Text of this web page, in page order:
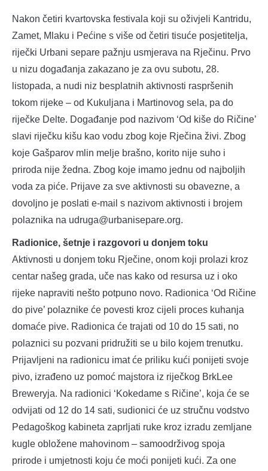
Nakon četiri kvartovska festivala koji su oživjeli Kantridu,
Zamet, Mlaku i Pećine s više od četiri tisuće posjetitelja,
riječki Urbani separe pažnju usmjerava na Rječinu. Prvo
u nizu događanja zakazano je za ovu subotu, 28.
listopada, a nudi niz besplatnih aktivnosti raspršenih
tokom rijeke – od Kukuljana i Martinovog sela, pa do
riječke Delte. Događanje pod nazivom ‘Od kiše do Ričine’
slavi riječku kišu kao vodu zbog koje Rječina živi. Zbog
koje Gašparov mlin melje brašno, korito nije suho i
priroda nije žedna. Zbog koje imamo jednu od najboljih
voda za piće. Prijave za sve aktivnosti su obavezne, a
dovoljno je poslati e-mail s nazivom aktivnosti i brojem
polaznika na udruga@urbanisepare.org.
Radionice, šetnje i razgovori u donjem toku
Aktivnosti u donjem toku Rječine, onom koji prolazi kroz
centar našeg grada, uče nas kako od resursa uz i oko
rijeke napraviti nešto potpuno novo. Radionica ‘Od Ričine
do pive’ polaznike će povesti kroz cijeli proces kuhanja
domaće pive. Radionica će trajati od 10 do 15 sati, no
polaznici su pozvani pridružiti se u bilo kojem trenutku.
Prijavljeni na radionicu imat će priliku kući ponijeti svoje
pivo, izrađeno uz pomoć majstora iz riječkog BrkLee
Breweryja. Na radionici ‘Kokedame s Ričine’, koja će se
odvijati od 12 do 14 sati, sudionici će uz stručnu vodstvo
Pedagoškog kabineta zaprljati ruke kroz izradu zemljane
kugle obložene mahovinom – samoodrživog spoja
prirode i umjetnosti koju će moći ponijeti kući. Za one